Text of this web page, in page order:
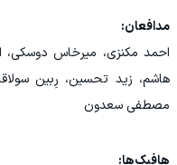
مدافعان:
احمد مکنزی، میرخاس دوسکی،
هاشم، زید تحسین، رِبین
مصطفی سعدون
هافبک‌ها: